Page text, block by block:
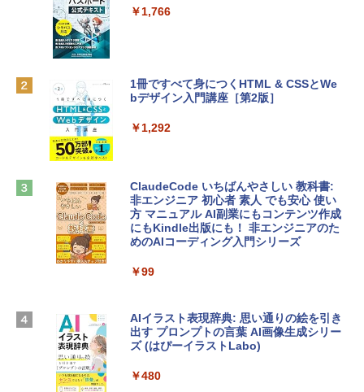
e Intelligenceのために設計、Liquid Ret
￥137,800
tomtoc 360°保護 15.6 16インチ パソコ
￥2,952
HP ノートパソコン 15-fd 15.6インチ 16
GBメモリ 512GB SSD インテル Core 5
￥140,131
Apple 2026 MacBook Air M5チップ搭載
13インチノートブック：AIとApple Intell
スプレイ、16GBユニファイドメモリ、51
インゲームコード】 ロブロックス | オン
Robloxギフトカード - 2,000 Robux 【限
インゲームコード】 ロブロックス | オン
Robloxギフトカード - 1000 Robux 【限
定バーチャルアイテムを含む】 【オンラ
インゲームコード】 ロブロックス |オン
Microsoft Office Home & Business 202
4(最新 永続版)|オンラインコード版|Wind
￥1,766
1冊ですべて身につくHTML & CSSとWe
bデザイン入門講座［第2版］
￥1,292
ClaudeCode いちばんやさしい 教科書:
非エンジニア 初心者 素人 でも安心 使い
方 マニュアル AI副業にもコンテンツ作成
にもKindle出版にも！ 非エンジニアのた
めのAIコーディング入門シリーズ
￥99
AIイラスト表現辞典: 思い通りの絵を引き
出す プロンプトの言葉 AI画像生成シリー
ズ (はぴーイラストLabo)
￥480